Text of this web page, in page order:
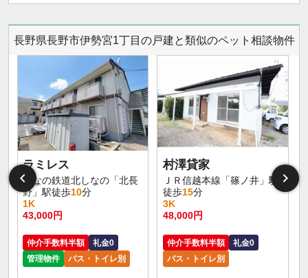
長野県長野市伊勢宮1丁目の戸建と類似のペット相談物件
ラミレス
しなの鉄道北しなの「北長
野」駅徒歩10分
1K
43,000円
仲介手数料半額
礼金0
管理物件
バス・トイレ別
村澤貸家
ＪＲ信越本線「篠ノ井」駅
徒歩15分
3K
48,000円
仲介手数料半額
礼金0
バス・トイレ別